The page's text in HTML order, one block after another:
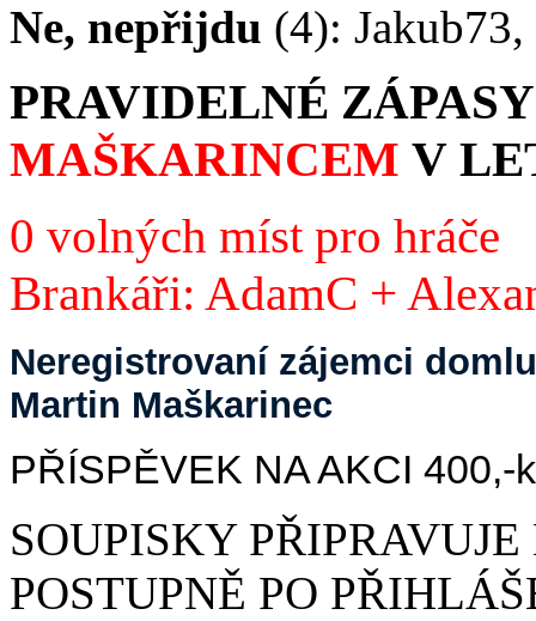
Ne, nepřijdu (4):
PRAVIDELNÉ
MAŠKARINCEM V
0 volných míst pro hráče
Brankáři: AdamC +
Neregistrovaní zájemci
Martin Maškarinec
PŘÍSPĚVEK NA AKCI 400,-
SOUPISKY
POSTUPNĚ PO